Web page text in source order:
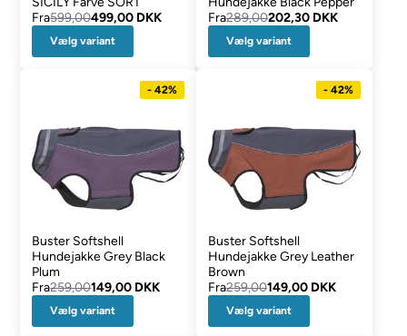
Fra599,00499,00 DKK
Vælg variant
Fra289,00202,30 DKK
Vælg variant
- 42%
Buster Softshell
Hundejakke Grey Black
Plum
Fra259,00149,00 DKK
Vælg variant
- 42%
Buster Softshell
Hundejakke Grey Leather
Brown
Fra259,00149,00 DKK
Vælg variant